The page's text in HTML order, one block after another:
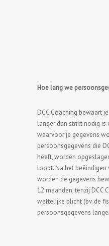
Hoe lang we
DCC Coaching bewaart
langer dan strikt nodig
waarvoor je gegevens
persoonsgegevens die
heeft, worden
loopt. Na het
worden de gegevens
12 maanden, tenzij DCC
wettelijke plicht (bv. de
persoonsgegevens